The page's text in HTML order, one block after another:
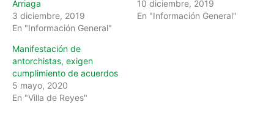
Arriaga
3 diciembre, 2019
En "Información General"
10 diciembre, 2019
En "Información General"
Manifestación de
antorchistas, exigen
cumplimiento de acuerdos
5 mayo, 2020
En "Villa de Reyes"